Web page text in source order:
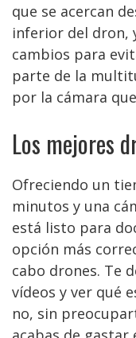
que se acercan
inferior del dron,
cambios para
parte de la
por la cámara
Los mejores
Ofreciendo un
minutos y una
está listo para
opción más
cabo drones. Te
vídeos y ver qué
no, sin